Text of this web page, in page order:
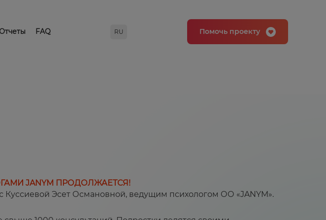
Отчеты FAQ RU Помочь проекту
JANYM ПРОДОЛЖАЕТСЯ!
Куссиевой Эсет Османовной, ведущим психологом ОО «JANYM».